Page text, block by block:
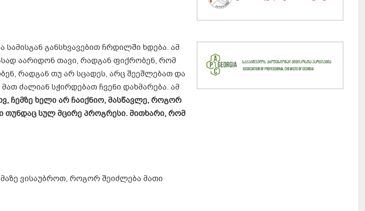
სამისგან განსხვავებით ჩრდილში ხდება. ამ
აარიდონ თავი, რადგან ფიქრობენ, რომ
რადგან თუ არ სცადეს, არც შეეშლებათ და
ძალიან სჭირდებათ ჩვენი დახმარება. ამ
ჩემზე ხელი არ ჩაიქნიო, მასწავლე, როგორ
თუნდაც სულ მცირე პროგრესი. მითხარი, რომ
ვისაუბროთ, როგორ შეიძლება მათი